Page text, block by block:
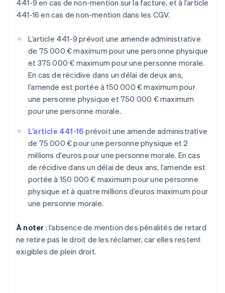
441-9 en cas de non-mention sur la facture, et à l’article
441-16 en cas de non-mention dans les CGV.
L’article 441-9 prévoit une amende administrative
de 75 000 € maximum pour une personne physique
et 375 000 € maximum pour une personne morale.
En cas de récidive dans un délai de deux ans,
l’amende est portée à 150 000 € maximum pour
une personne physique et 750 000 € maximum
pour une personne morale.
L’article 441-16 prévoit une amende administrative
de 75 000 € pour une personne physique et 2
millions d'euros pour une personne morale. En cas
de récidive dans un délai de deux ans, l’amende est
portée à 150 000 € maximum pour une personne
physique et à quatre millions d’euros maximum pour
une personne morale.
À noter : l’absence de mention des pénalités de retard
ne retire pas le droit de les réclamer, car elles restent
exigibles de plein droit.